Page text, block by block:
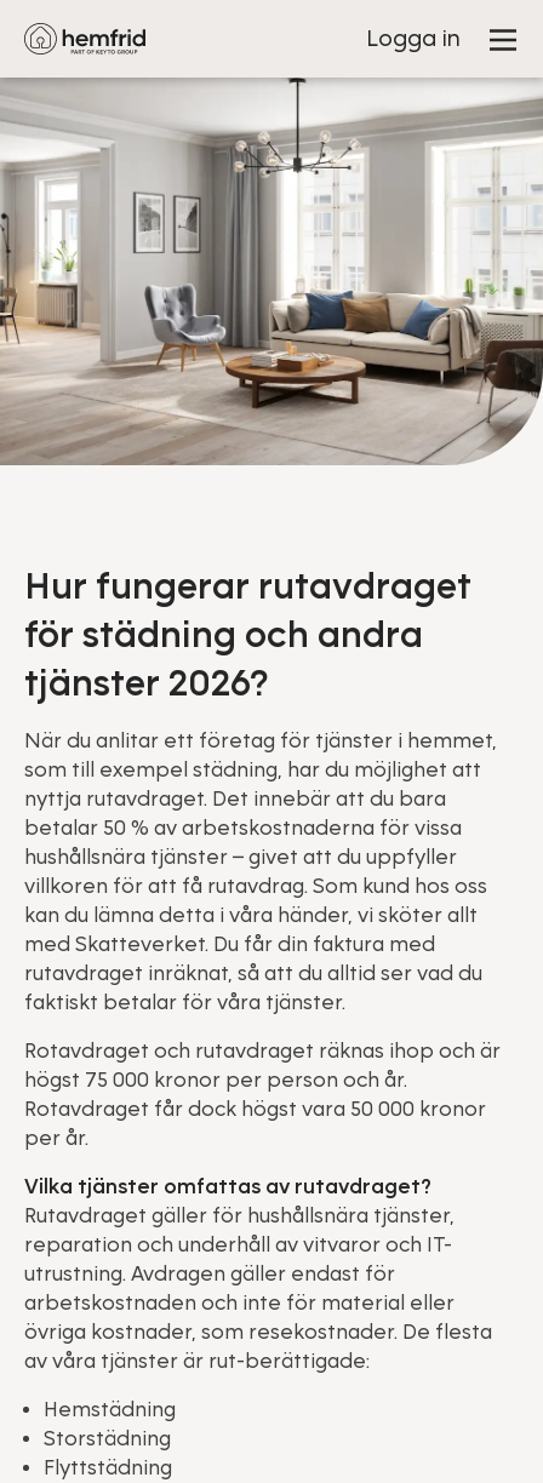
Logga in
Hur fungerar rutavdraget
för städning och andra
tjänster 2026?
När du anlitar ett företag för tjänster i hemmet,
som till exempel städning, har du möjlighet att
nyttja rutavdraget. Det innebär att du bara
betalar 50 % av arbetskostnaderna för vissa
hushållsnära tjänster – givet att du uppfyller
villkoren för att få rutavdrag. Som kund hos oss
kan du lämna detta i våra händer, vi sköter allt
med Skatteverket. Du får din faktura med
rutavdraget inräknat, så att du alltid ser vad du
faktiskt betalar för våra tjänster.
Rotavdraget och rutavdraget räknas ihop och är
högst 75 000 kronor per person och år.
Rotavdraget får dock högst vara 50 000 kronor
per år.
Vilka tjänster omfattas av rutavdraget?
Rutavdraget gäller för hushållsnära tjänster,
reparation och underhåll av vitvaror och IT-
utrustning. Avdragen gäller endast för
arbetskostnaden och inte för material eller
övriga kostnader, som resekostnader. De flesta
av våra tjänster är rut-berättigade:
Hemstädning
Storstädning
Flyttstädning